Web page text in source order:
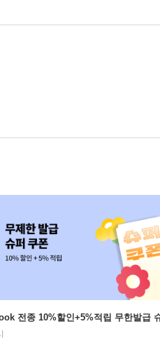
전종 10%할인+5%적립 무한발급